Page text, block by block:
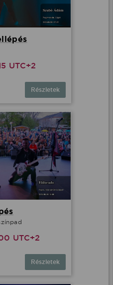
UTC+2
Részletek
UTC+2
Részletek